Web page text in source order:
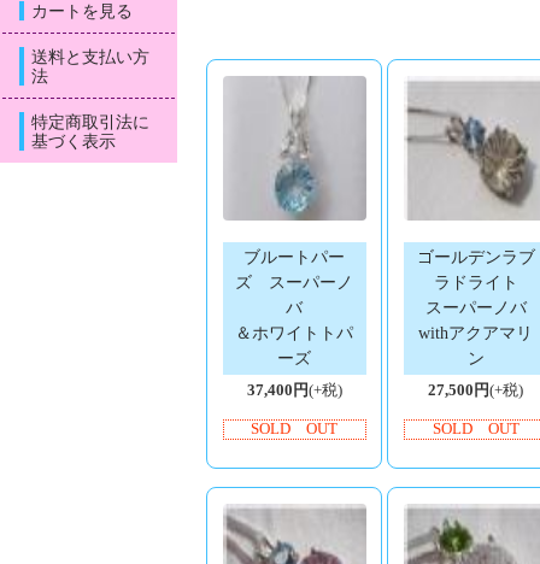
カートを見る
送料と支払い方
法
特定商取引法に
基づく表示
ブルートパー
ズ スーパーノ
バ
＆ホワイトトパ
ーズ
37,400円(+税)
SOLD OUT
ゴールデンラブ
ラドライト
スーパーノバ
withアクアマリ
ン
27,500円(+税)
SOLD OUT